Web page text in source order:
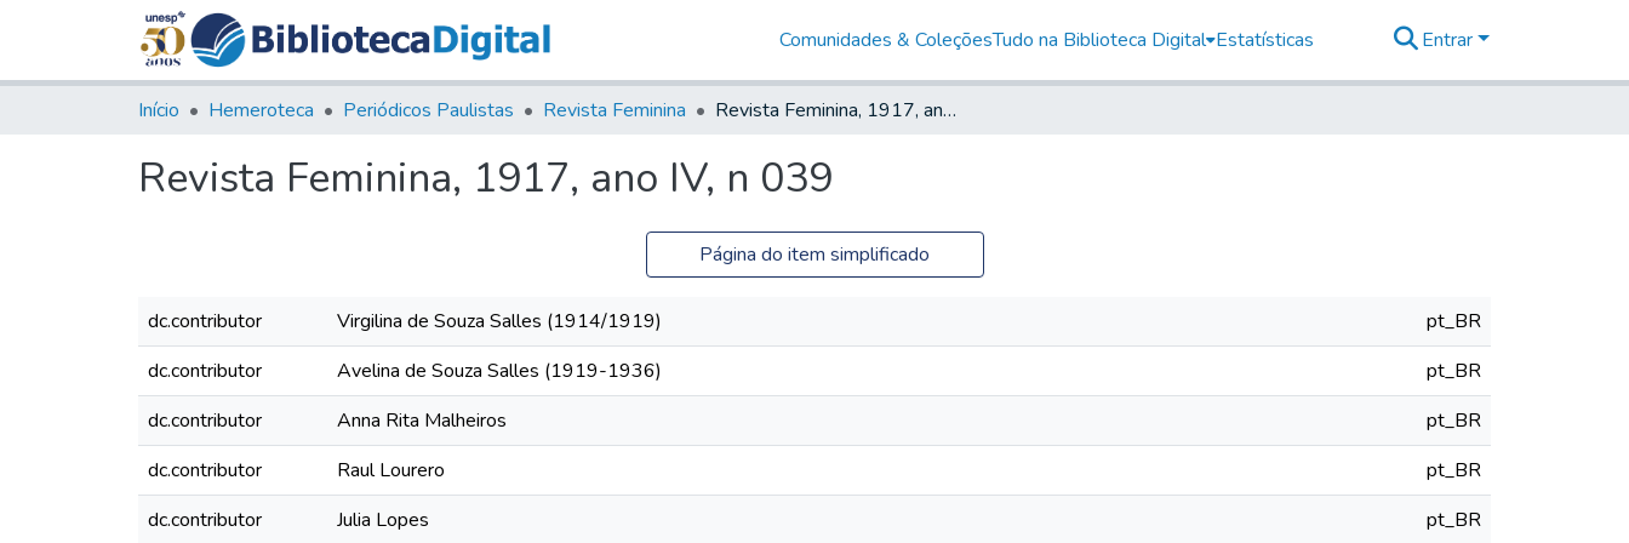
Comunidades & ColeçõesTudo na Biblioteca Digital Estatísticas Entrar
Início Hemeroteca Periódicos Paulistas Revista Feminina Revista Feminina, 1917, ano IV, n 039
Revista Feminina, 1917, ano IV, n 039
Página do item simplificado
dc.contributor Virgilina de Souza Salles (1914/1919)
pt_BR
dc.contributor
Avelina de Souza Salles (1919-1936)
pt_BR
dc.contributor
Anna Rita Malheiros
pt_BR
dc.contributor
Raul Lourero
pt_BR
dc.contributor
Julia Lopes
pt_BR